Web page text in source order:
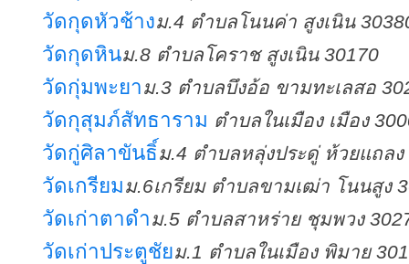
วัดกุดหัวช้างม.4 ตำบลโนนค่า สูงเนิน
วัดกุดหินม.8 ตำบลโคราช สูงเนิน 30170
วัดกุ่มพะยาม.3 ตำบลบึงอ้อ ขามทะเลสอ
วัดกุสุมภ์สัทธาราม ตำบลในเมือง เมือง
วัดกู่ศิลาขันธิ์ม.4 ตำบลหลุ่งประดู่ ห้วยแถลง
วัดเกรียมม.6เกรียม ตำบลขามเฒ่า โนนสูง
วัดเก่าตาดำม.5 ตำบลสาหร่าย ชุมพวง
วัดเก่าประตูชัยม.1 ตำบลในเมือง พิมาย